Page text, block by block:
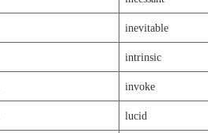
inevitable
intrinsic
invoke
lucid